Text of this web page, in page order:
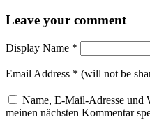
Leave your comment
Display Name *
Email Address * (will not be
Name, E-Mail-Adresse und
meinen nächsten Kommentar